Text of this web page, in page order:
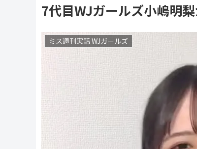
7代目WJガールズ小嶋明
ミス週刊実話 WJガールズ